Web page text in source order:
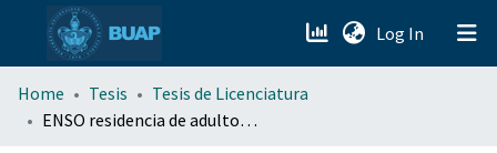
Log In (current)
menu.section.about_menu
Home Tesis
Tesis de Licenciatura
ENSO residencia de adultos mayores ZEN